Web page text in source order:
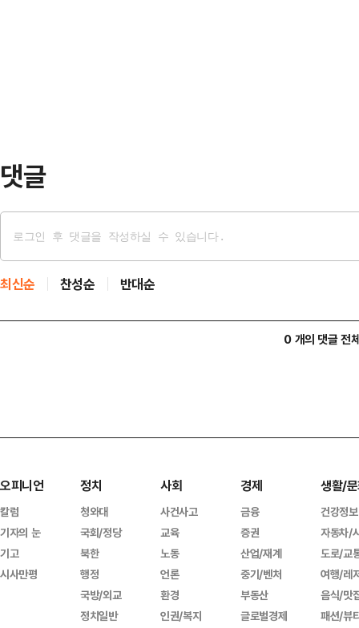
댓글
최신순 찬성순 반대순
0 개의 댓글 전
오피니언
칼럼
기자의 눈
기고
시사만평
정치
청와대
국회/정당
북한
행정
국방/외교
정치일반
사회
사건사고
교육
노동
언론
환경
인권/복지
경제
금융
증권
산업/재계
중기/벤처
부동산
글로벌경제
생활/
건강정보
자동차/
도로/교
여행/레
음식/맛
패션/뷰